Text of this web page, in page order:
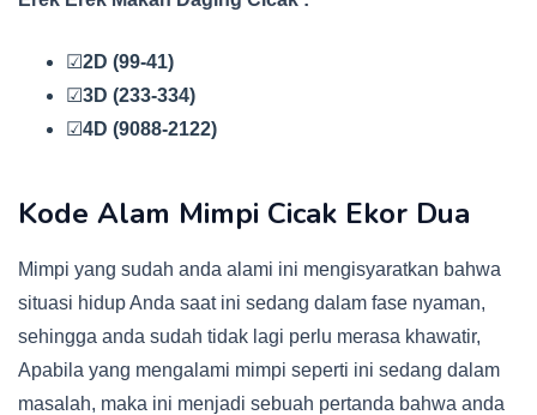
☑2D (99-41)
☑3D (233-334)
☑4D (9088-2122)
Kode Alam Mimpi Cicak Ekor Dua
Mimpi yang sudah anda alami ini mengisyaratkan bahwa
situasi hidup Anda saat ini sedang dalam fase nyaman,
sehingga anda sudah tidak lagi perlu merasa khawatir,
Apabila yang mengalami mimpi seperti ini sedang dalam
masalah, maka ini menjadi sebuah pertanda bahwa anda